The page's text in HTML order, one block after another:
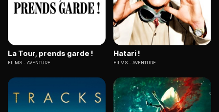
La Tour, prends garde !
FILMS AVENTURE
Hatari !
FILMS AVENTURE